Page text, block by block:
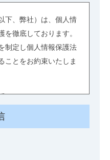
下、弊社）は、個人情
徹底しております。
制定し個人情報保護法
ことをお約束いたしま
供された情報及び業務
者に関する情報のう